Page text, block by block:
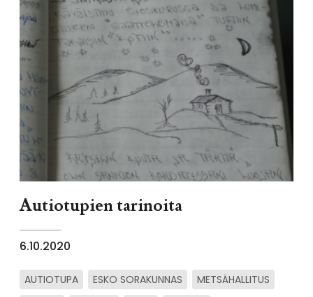
Autiotupien tarinoita
6.10.2020
AUTIOTUPA ESKO SORAKUNNAS
METSÄHALLITUS